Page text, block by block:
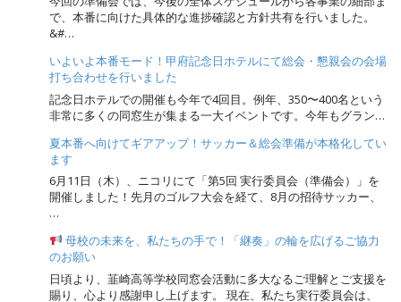
で、本番に向けた具体的な進捗確認と方針共有を行いました。
&#…
いよいよ本番モード！甲府記念日ホテルにて総会・懇親会の会場
打ち合わせを行いました
記念日ホテルでの開催も今年で4回目。例年、350〜400名という
非常に多くの同窓生が集まる一大イベントです。今年もグラン…
夏本番へ向けてギアアップ！サッカー＆総会準備が本格化してい
ます
6月11日（木）、ニコリにて「第5回 実行委員会（準備会）」を
開催しました！先月のゴルフ大会を経て、8月の招待サッカー、
…
母校の未来を、私たちの手で！「継奏」の輪を広げるご協力
のお願い
日頃より、韮崎高等学校同窓会活動に多大なるご理解とご支援を
賜り、心より感謝申し上げます。 現在、私たち実行委員会は、